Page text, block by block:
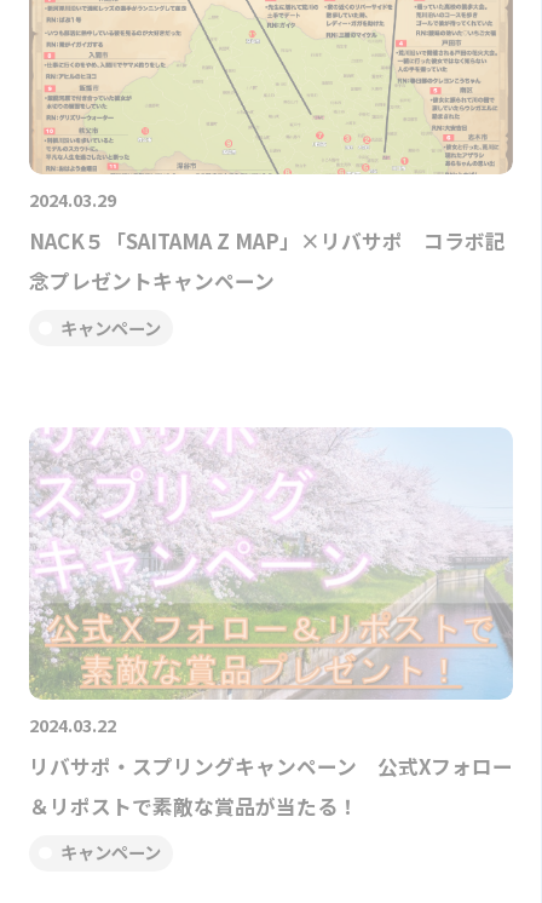
2024.03.29
NACK５「SAITAMA Z MAP」×リバサポ コラボ記
念プレゼントキャンペーン
キャンペーン
2024.03.22
リバサポ・スプリングキャンペーン 公式Xフォロー
＆リポストで素敵な賞品が当たる！
キャンペーン